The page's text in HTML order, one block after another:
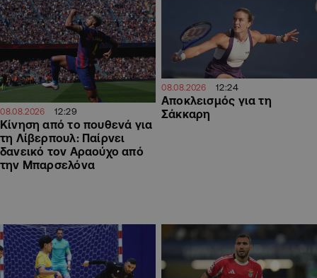
08.08.2026 12:29
Kίνηση από το πουθενά για
τη Λίβερπουλ: Παίρνει
δανεικό τον Αραούχο από
την Μπαρσελόνα
08.08.2026 12:24
Αποκλεισμός για τη
Σάκκαρη